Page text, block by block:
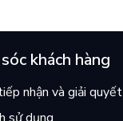
khách hàng
nhận và giải quyết